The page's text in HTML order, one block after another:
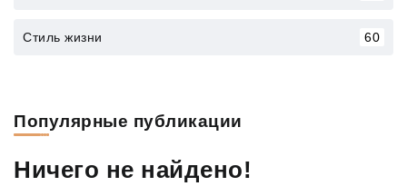
Стиль жизни 60
Популярные публикации
Ничего не найдено!